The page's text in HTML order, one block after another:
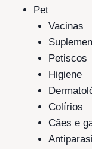
Pet
Vacinas
Petiscos
Higiene
Colírios
Cães e